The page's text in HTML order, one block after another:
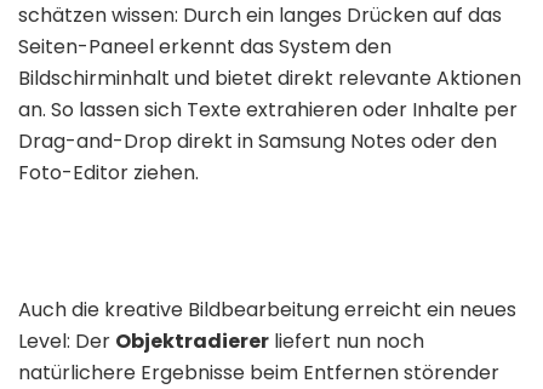
schätzen wissen: Durch ein langes Drücken auf das
Seiten-Paneel erkennt das System den
Bildschirminhalt und bietet direkt relevante Aktionen
an. So lassen sich Texte extrahieren oder Inhalte per
Drag-and-Drop direkt in Samsung Notes oder den
Foto-Editor ziehen.
Auch die kreative Bildbearbeitung erreicht ein neues
Level: Der Objektradierer liefert nun noch
natürlichere Ergebnisse beim Entfernen störender